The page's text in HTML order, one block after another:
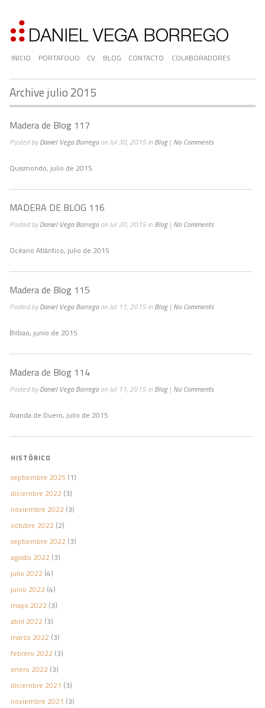
INICIO PORTAFOLIO CV BLOG CONTACTO COLABORADORES
Archive julio 2015
Madera de Blog 117
Posted byDaniel Vega Borrego on Jul 30, 2015 in Blog| No Comments
Quismondo, julio de 2015.
MADERA DE BLOG 116
Posted byDaniel Vega Borrego on Jul 20, 2015 in Blog| No Comments
Océano Atlántico, julio de 2015
Madera de Blog 115
Posted byDaniel Vega Borrego on Jul 11, 2015 in Blog| No Comments
Bilbao, junio de 2015.
Madera de Blog 114
Posted byDaniel Vega Borrego on Jul 11, 2015 in Blog| No Comments
Aranda de Duero, julio de 2015
HISTÓRICO
septiembre 2025 (1)
diciembre 2022 (3)
noviembre 2022 (3)
octubre 2022 (2)
septiembre 2022 (3)
agosto 2022 (3)
julio 2022 (4)
junio 2022 (4)
mayo 2022 (3)
abril 2022 (3)
marzo 2022 (3)
febrero 2022 (3)
enero 2022 (3)
diciembre 2021 (3)
noviembre 2021 (3)